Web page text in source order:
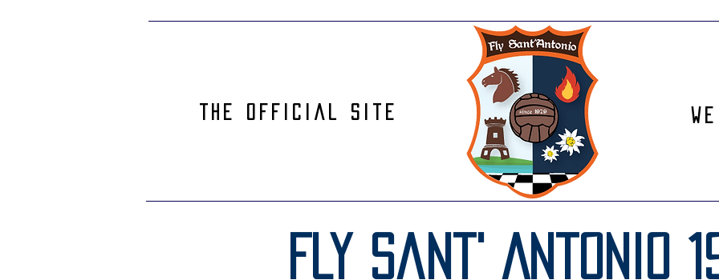
The official site
Fly Sant' Antonio